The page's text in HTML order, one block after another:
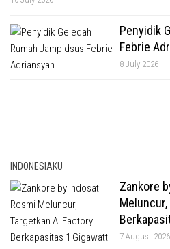
Penyidik
Febrie
8 July 2026
INDONESIAKU
Zankore
7 August 2026